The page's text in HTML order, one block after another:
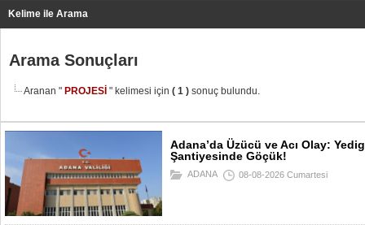
Kelime ile Arama
Arama Sonuçları
Aranan " PROJESİ " kelimesi için ( 1 ) sonuç bulundu.
Adana’da Üzücü ve Acı Olay:
Şantiyesinde Göçük!
ADANA 08-08-2026 Cumartesi